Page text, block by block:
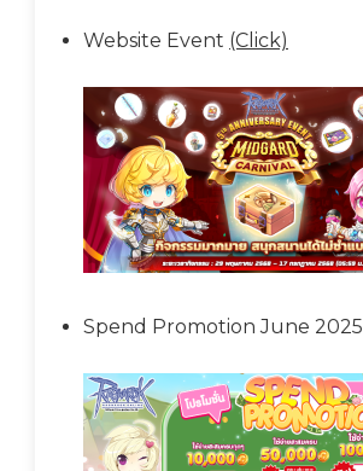
Website Event (Click)
Spend Promotion June 2025